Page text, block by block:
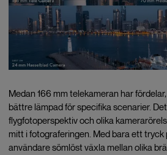
Medan 166 mm telekameran har
bättre lämpad för specifika scenarier.
flygfotoperspektiv och olika
mitt i fotograferingen. Med bara ett tryck
användare sömlöst växla mellan olika